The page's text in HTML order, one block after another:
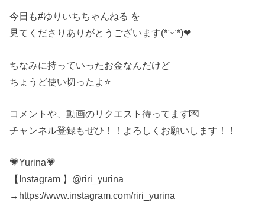
今日も#ゆりいちちゃんねる を
見てくださりありがとうございます(*ˊᵕˋ*)❤
ちなみに持っていったお金なんだけど
ちょうど使い切ったよ⭐️
コメントや、動画のリクエスト待ってます💌
チャンネル登録もぜひ！！よろしくお願いします！！
💗Yurina💗
【Instagram 】@riri_yurina
→https://www.instagram.com/riri_yurina